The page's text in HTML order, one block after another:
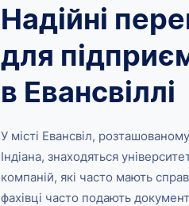
Надійні
для
в Евансвіллі
У місті Евансвіл,
Індіана, знаходяться
компаній, які часто мають
фахівці часто подають